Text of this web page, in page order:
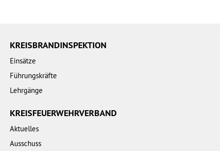
KREISBRANDINSPEKTION
Einsätze
Führungskräfte
Lehrgänge
KREISFEUERWEHRVERBAND
Aktuelles
Ausschuss